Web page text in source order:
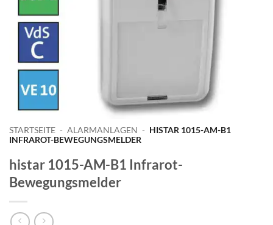
STARTSEITE - ALARMANLAGEN - HISTAR 1015-AM-B1
INFRAROT-BEWEGUNGSMELDER
histar 1015-AM-B1 Infrarot-
Bewegungsmelder